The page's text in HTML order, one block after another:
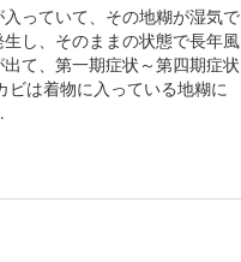
っていて、その地糊が湿気で
し、そのままの状態で長年風
て、第一期症状～第四期症状
ビは着物に入っている地糊に